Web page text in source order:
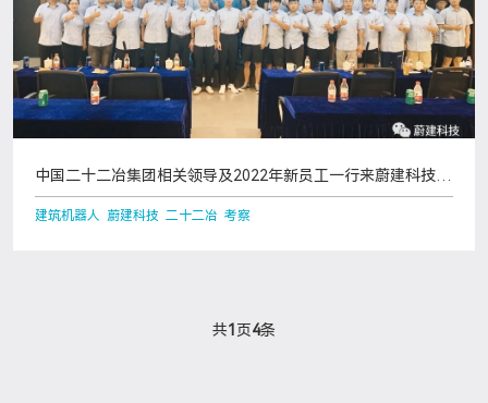
中国二十二冶集团相关领导及2022年新员工一行来蔚建科技感
受建筑机器人新元素
建筑机器人 蔚建科技 二十二冶 考察
共1 页4条